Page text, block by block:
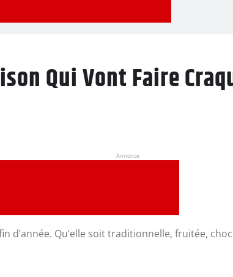
Qui Vont Faire
Annonce
d’année. Qu’elle soit traditionnelle, fruitée,